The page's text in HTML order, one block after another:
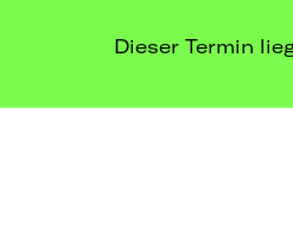
Dieser Termin